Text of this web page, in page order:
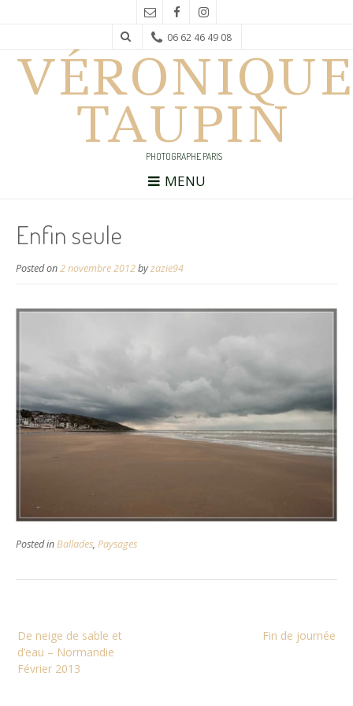
06 62 46 49 08
VÉRONIQUE
TAUPIN
PHOTOGRAPHE PARIS
MENU
Enfin seule
Posted on2 novembre 2012byzazie94
Posted inBallades, Paysages
de
l’article
Fin de journée
De neige de sable et
d’eau – Normandie
Février 2013